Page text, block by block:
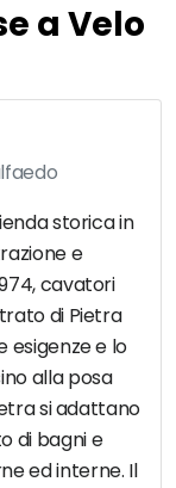
a Velo
storica in
e
cavatori
di Pietra
esigenze e lo
alla posa
si adattano
di bagni e
ed interne. Il